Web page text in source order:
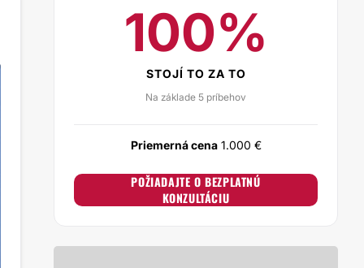
100%
STOJÍ TO ZA TO
Na základe 5 príbehov
Priemerná cena1.000 €
POŽIADAJTE O BEZPLATNÚ
KONZULTÁCIU